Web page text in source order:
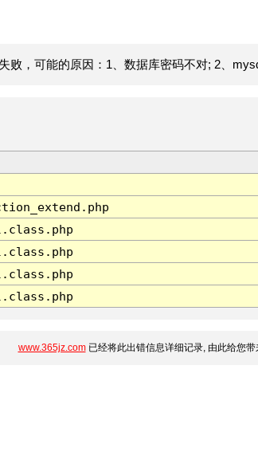
败，可能的原因：1、数据库密码不对; 2、
www.365jz.com已经将此出错信息详细记录, 由此给您